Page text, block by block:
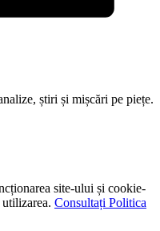
știri și mișcări pe piețe.
site-ului și cookie-
Consultați Politica